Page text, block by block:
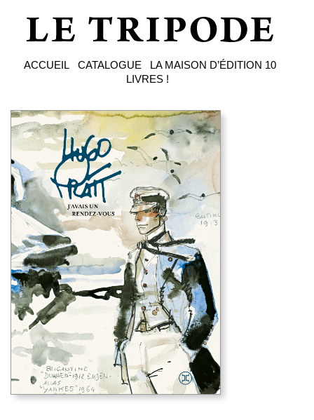
ACCUEIL CATALOGUE LA MAISON D’ÉDITION 10
LIVRES !